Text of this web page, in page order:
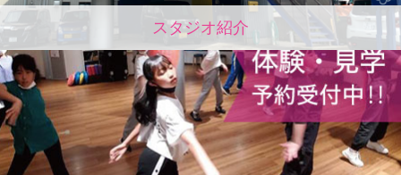
スタジオ紹介